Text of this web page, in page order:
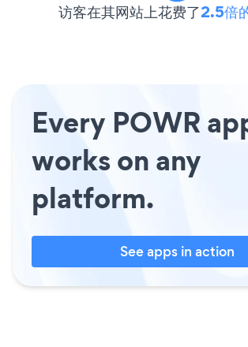
访客在其网站上花费了2.5倍
Every POWR
works on any
platform.
See apps in action